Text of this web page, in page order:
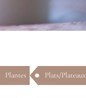
Plantes Plats/Plateaux